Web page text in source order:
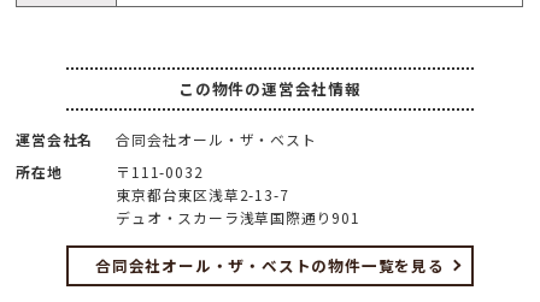
この物件の運営会社情報
運営会社名
合同会社オール・ザ・ベスト
所在地
〒111-0032
東京都台東区浅草2-13-7
デュオ・スカーラ浅草国際通り901
合同会社オール・ザ・ベストの物件一覧を見る